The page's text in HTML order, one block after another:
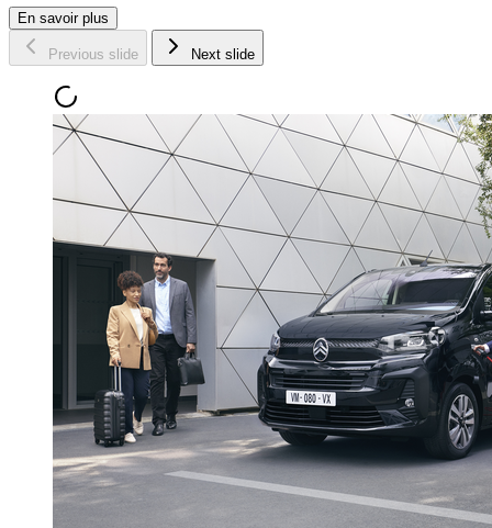
En savoir plus
Previous slide Next slide